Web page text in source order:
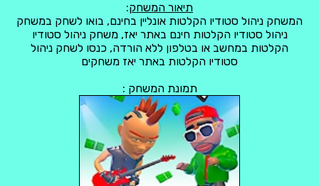
תיאור המשחק:
המשחק ניהול סטודיו הקלטות אונליין בחינם, בואו לשחק במשחק
ניהול סטודיו הקלטות חינם באתר יאז, משחק ניהול סטודיו
הקלטות במחשב או בטלפון ללא הורדה, כנסו לשחק ניהול
סטודיו הקלטות באתר יאז משחקים
תמונת המשחק :